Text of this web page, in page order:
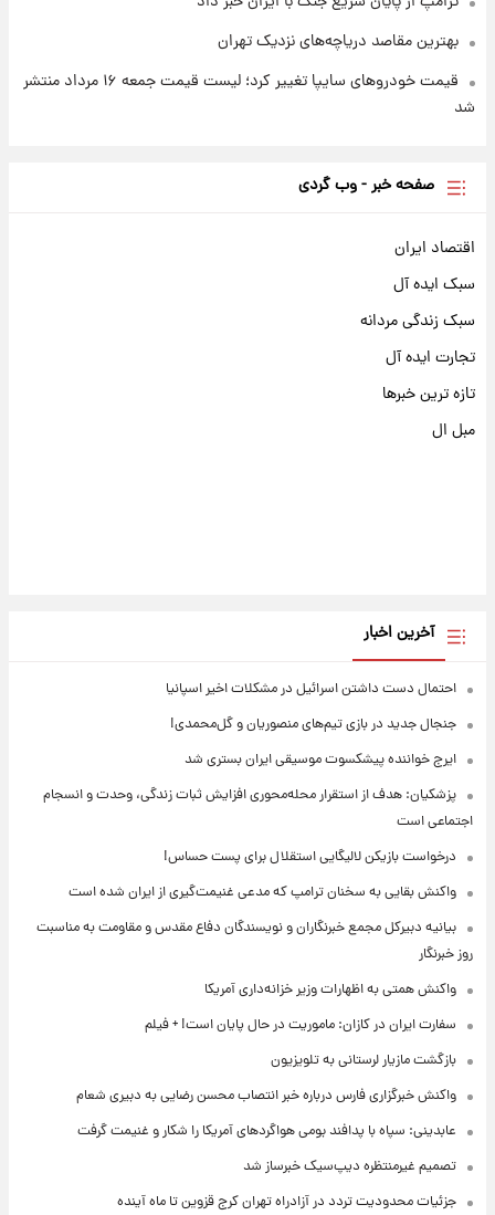
بهترین مقاصد دریاچه‌های نزدیک تهران
قیمت خودروهای سایپا تغییر کرد؛ لیست قیمت جمعه ۱۶ مرداد منتشر
شد
صفحه خبر - وب گردی
اقتصاد ایران
سبک ایده آل
سبک زندگی مردانه
تجارت ایده آل
تازه ترین خبرها
مبل ال
آخرین اخبار
احتمال دست داشتن اسرائیل در مشکلات اخیر اسپانیا
جنجال جدید در بازی تیم‌های منصوریان و گل‌محمدی!
ایرج خواننده پیشکسوت موسیقی ایران بستری شد
پزشکیان: هدف از استقرار محله‌محوری افزایش ثبات زندگی، وحدت و انسجام
اجتماعی است
درخواست بازیکن لالیگایی استقلال برای پست حساس!
واکنش بقایی به سخنان ترامپ که مدعی غنیمت‌گیری از ایران شده است
بیانیه دبیرکل مجمع خبرنگاران و نویسندگان دفاع مقدس و مقاومت به مناسبت
روز خبرنگار
واکنش همتی به اظهارات وزیر خزانه‌داری آمریکا
سفارت ایران در کازان: ماموریت در حال پایان است! + فیلم
بازگشت مازیار لرستانی به تلویزیون
واکنش خبرگزاری فارس درباره خبر انتصاب محسن رضایی به دبیری شعام
عابدینی: سپاه با پدافند بومی هواگردهای آمریکا را شکار و غنیمت گرفت
تصمیم غیرمنتظره دیپ‌سیک خبرساز شد
جزئیات محدودیت تردد در آزادراه تهران کرج قزوین تا ماه آینده